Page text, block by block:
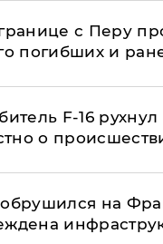
с Перу
погибших и
F-16
о
на